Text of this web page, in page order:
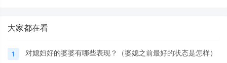
大家都在看
1 对媳妇好的婆婆有哪些表现？（婆媳之前最好的状态是怎样）